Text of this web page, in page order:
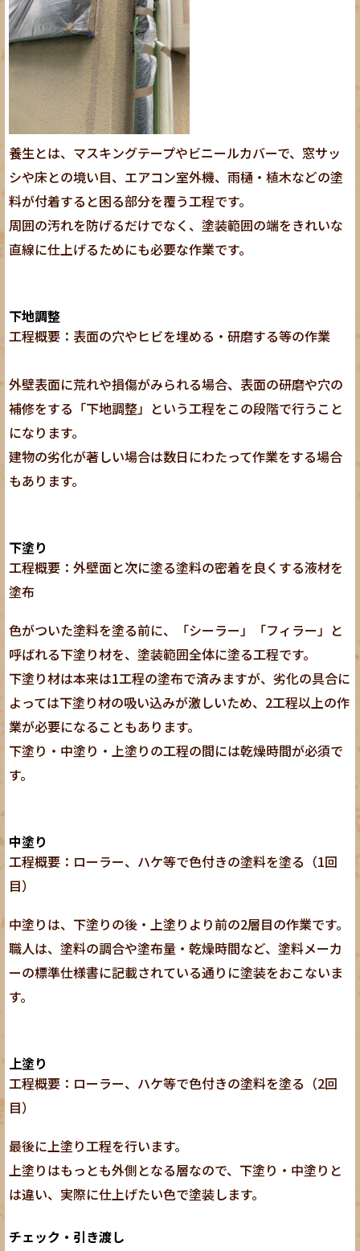
養生とは、マスキングテープやビニールカバーで、窓サッ
シや床との境い目、エアコン室外機、雨樋・植木などの塗
料が付着すると困る部分を覆う工程です。
周囲の汚れを防げるだけでなく、塗装範囲の端をきれいな
直線に仕上げるためにも必要な作業です。
下地調整
工程概要：表面の穴やヒビを埋める・研磨する等の作業
外壁表面に荒れや損傷がみられる場合、表面の研磨や穴の
補修をする「下地調整」という工程をこの段階で行うこと
になります。
建物の劣化が著しい場合は数日にわたって作業をする場合
もあります。
下塗り
工程概要：外壁面と次に塗る塗料の密着を良くする液材を
塗布
色がついた塗料を塗る前に、「シーラー」「フィラー」と
呼ばれる下塗り材を、塗装範囲全体に塗る工程です。
下塗り材は本来は1工程の塗布で済みますが、劣化の具合に
よっては下塗り材の吸い込みが激しいため、2工程以上の作
業が必要になることもあります。
下塗り・中塗り・上塗りの工程の間には乾燥時間が必須で
す。
中塗り
工程概要：ローラー、ハケ等で色付きの塗料を塗る（1回
目）
中塗りは、下塗りの後・上塗りより前の2層目の作業です。
職人は、塗料の調合や塗布量・乾燥時間など、塗料メーカ
ーの標準仕様書に記載されている通りに塗装をおこないま
す。
上塗り
工程概要：ローラー、ハケ等で色付きの塗料を塗る（2回
目）
最後に上塗り工程を行います。
上塗りはもっとも外側となる層なので、下塗り・中塗りと
は違い、実際に仕上げたい色で塗装します。
チェック・引き渡し